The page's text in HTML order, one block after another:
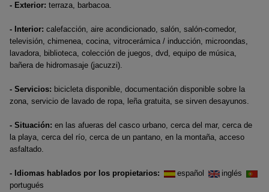
- Exterior: terraza, barbacoa.
- Interior: calefacción, aire acondicionado, salón, salón-comedor,
televisión, chimenea, cocina, vitrocerámica / inducción, microondas,
lavadora, biblioteca, colección de juegos, dvd, equipo de música,
bañera de hidromasaje (jacuzzi).
- Servicios: bicicleta disponible, documentación disponible sobre la
zona, servicio de lavado de ropa, leña gratuita, se sirven desayunos.
- Situación: en las afueras del casco urbano, cerca del mar, cerca de
la playa, cerca del río, cerca de un pantano, en la montaña, acceso
asfaltado.
- Idiomas hablados por los propietarios: español
inglés
portugués